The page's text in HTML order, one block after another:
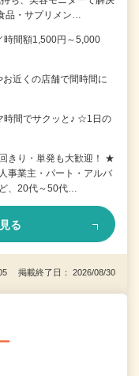
品・サプリメン…
時間額1,500円～5,000
近くの店舗で間時間に
時間でサクッと♪ ☆1日の
きり・単発も大歓迎！ ★
事業主・パート・アルバ
、20代～50代…
る
掲載終了日： 2026/08/30